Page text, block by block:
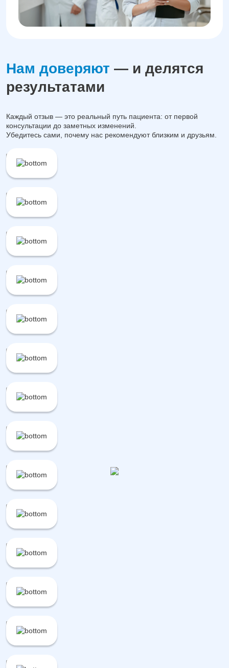
Нам доверяют — и делятся
результатами
Каждый отзыв — это реальный путь пациента: от первой
консультации до заметных изменений.
Убедитесь сами, почему нас рекомендуют близким и друзьям.